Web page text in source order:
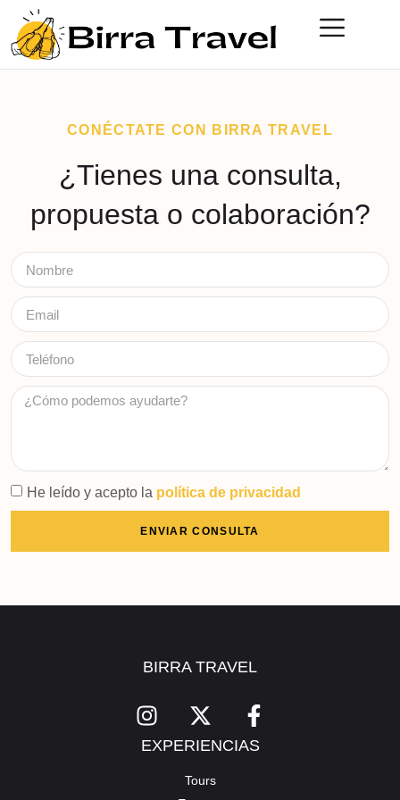
CONÉCTATE CON BIRRA TRAVEL
¿Tienes una consulta,
propuesta o colaboración?
He leído y acepto la política de privacidad
ENVIAR CONSULTA
BIRRA TRAVEL
EXPERIENCIAS
Tours